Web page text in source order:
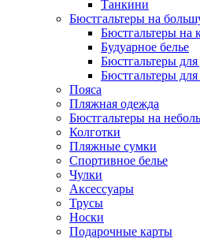
Танкини
Бюстгальтеры на
Бюстгальтеры на
Будуарное белье
Бюстгальтеры
Бюстгальтеры
Пояса
Пляжная одежда
Бюстгальтеры на
Колготки
Пляжные сумки
Спортивное белье
Чулки
Аксессуары
Трусы
Носки
Подарочные карты